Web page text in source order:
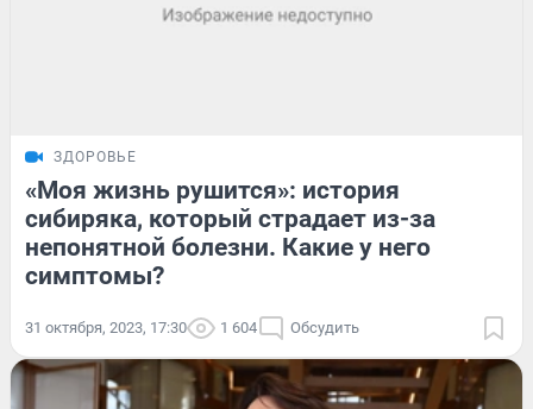
ЗДОРОВЬЕ
«Моя жизнь рушится»: история
сибиряка, который страдает из-за
непонятной болезни. Какие у него
симптомы?
31 октября, 2023, 17:30 1 604 Обсудить